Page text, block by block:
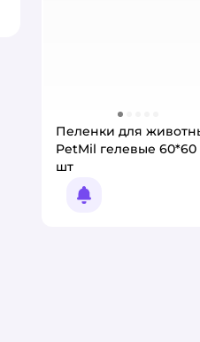
Пеленки для
PetMil гелевые 60*60
шт
Уведомить о